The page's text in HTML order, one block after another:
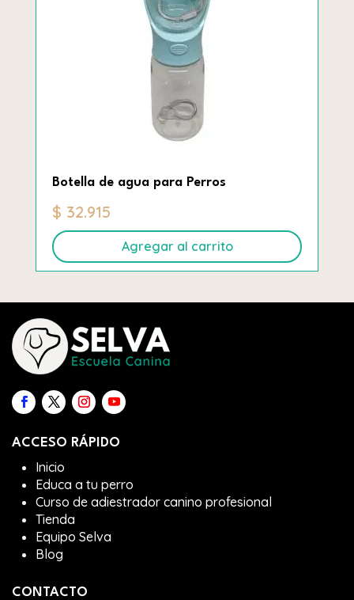
Botella de agua para Perros
$ 32.915
Agregar al carrito
ACCESO RÁPIDO
Inicio
Educa a tu perro
Curso de adiestrador canino profesional
Tienda
Equipo Selva
Blog
CONTACTO